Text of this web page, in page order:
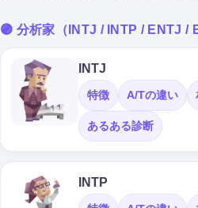
🟣 分析家（INTJ / INTP / ENTJ /
INTJ
特徴 A/Tの違い
あるある診断
INTP